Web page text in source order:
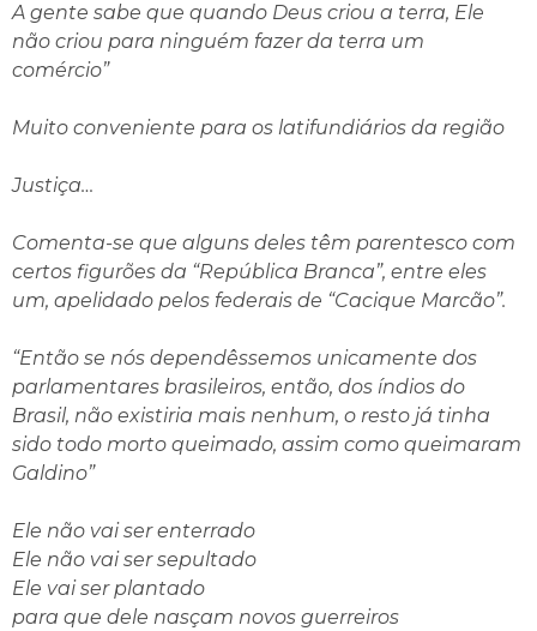
A gente sabe que quando Deus criou a terra, Ele
não criou para ninguém fazer da terra um
comércio”
Muito conveniente para os latifundiários da região
Justiça…
Comenta-se que alguns deles têm parentesco com
certos figurões da “República Branca”, entre eles
um, apelidado pelos federais de “Cacique Marcão”.
“Então se nós dependêssemos unicamente dos
parlamentares brasileiros, então, dos índios do
Brasil, não existiria mais nenhum, o resto já tinha
sido todo morto queimado, assim como queimaram
Galdino”
Ele não vai ser enterrado
Ele não vai ser sepultado
Ele vai ser plantado
para que dele nasçam novos guerreiros